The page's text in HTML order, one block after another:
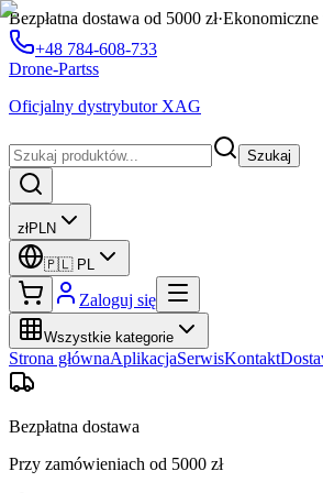
Bezpłatna dostawa od 5000 zł·
+48 784-608-733
Drone-Partss
Oficjalny dystrybutor XAG
Szukaj
złPLN
🇵🇱 PL
Zaloguj się
Wszystkie kategorie
Strona głównaAplikacjaSerwisKontakt
Bezpłatna dostawa
Przy zamówieniach od 5000 zł